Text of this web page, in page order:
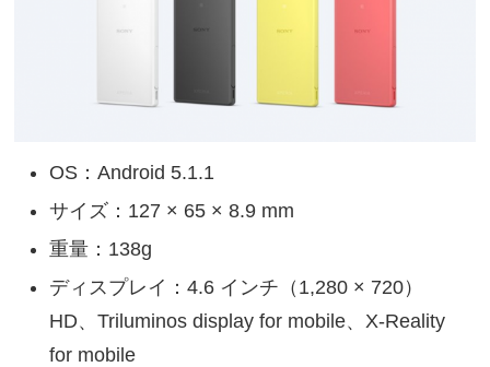
OS：Android 5.1.1
サイズ：127 × 65 × 8.9 mm
重量：138g
ディスプレイ：4.6 インチ（1,280 × 720）
HD、Triluminos display for mobile、X-Reality
for mobile